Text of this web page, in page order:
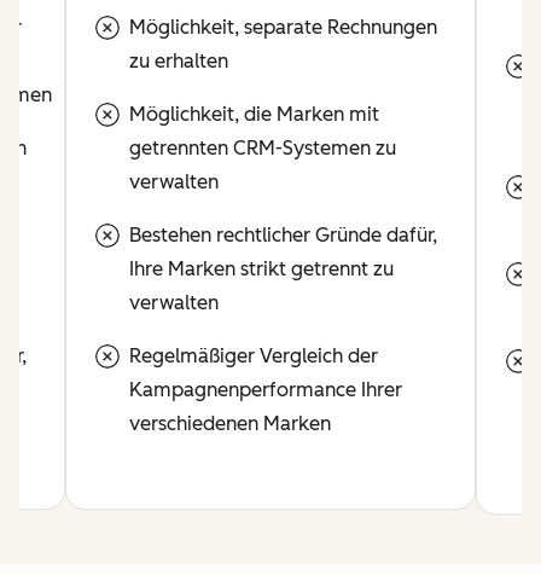
Möglichkeit, separate Rechnungen
zu erhalten
Möglichkeit, die Marken mit
getrennten CRM-Systemen zu
verwalten
Bestehen rechtlicher Gründe dafür,
Ihre Marken strikt getrennt zu
verwalten
Regelmäßiger Vergleich der
Kampagnenperformance Ihrer
verschiedenen Marken